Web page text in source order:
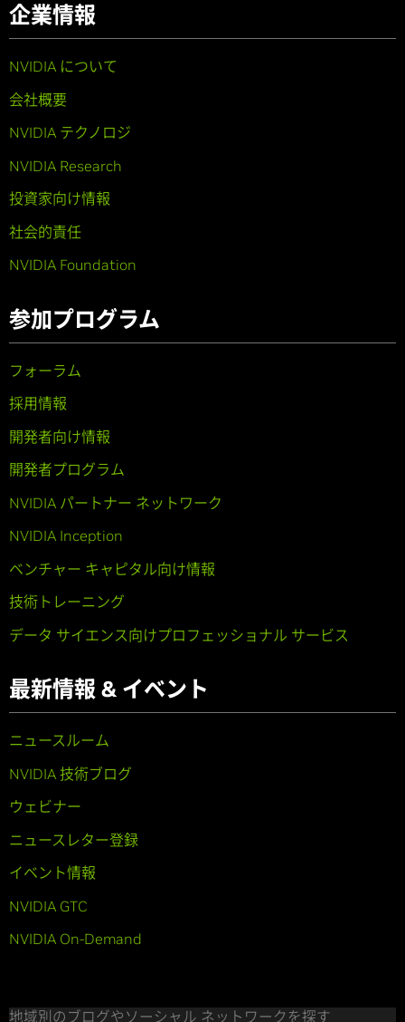
企業情報
NVIDIA について
会社概要
NVIDIA テクノロジ
NVIDIA Research
投資家向け情報
社会的責任
NVIDIA Foundation
参加プログラム
フォーラム
採用情報
開発者向け情報
開発者プログラム
NVIDIA パートナー ネットワーク
NVIDIA Inception
ベンチャー キャピタル向け情報
技術トレーニング
データ サイエンス向けプロフェッショナル サービス
最新情報 & イベント
ニュースルーム
NVIDIA 技術ブログ
ウェビナー
ニュースレター登録
イベント情報
NVIDIA GTC
NVIDIA On-Demand
地域別のブログやソーシャル ネットワークを探す